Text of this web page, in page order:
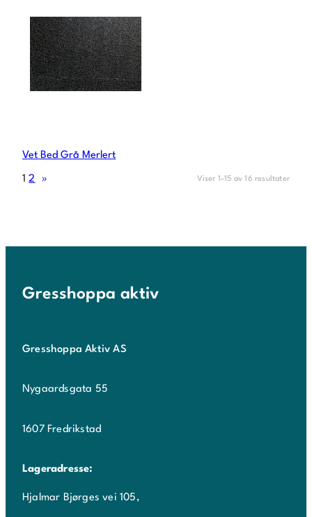
Vet Bed Grå Merlert
1 2 » Viser 1–15 av 16 resultater
Gresshoppa aktiv
Gresshoppa Aktiv AS
Nygaardsgata 55
1607 Fredrikstad
Lageradresse:
Hjalmar Bjørges vei 105,